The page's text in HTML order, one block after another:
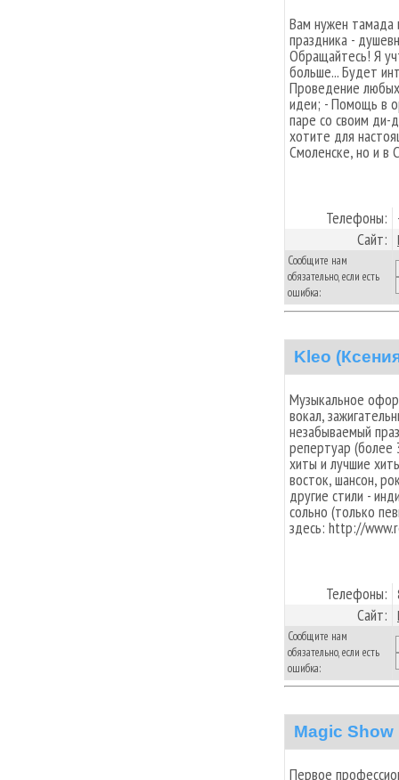
Вам нужен тамада
праздника -
Обращайтесь! Я
больше... Будет
Проведение
идеи; - Помощь в
паре со своим ди-
хотите для
Смоленске, но и в
Телефоны:
Сайт:
Сообщите нам
обязательно, если есть
ошибка:
Kleo
Музыкальное
вокал,
незабываемый
репертуар (более
хиты и лучшие
восток, шансон,
другие стили -
сольно (только
здесь: http://
Телефоны:
Сайт:
Сообщите нам
обязательно, если есть
ошибка:
Magic Show
Первое